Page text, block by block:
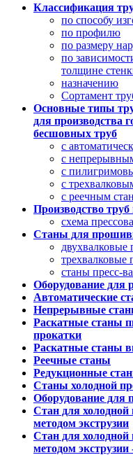
Классификация
по способу
по профилю
по размеру
по
толщине
назначению
Сортамент
Основные типы
для производства
бесшовных труб
с
с
с
с
с реечным
Производство труб
схема
Станы для
станы пресс-
Оборудование для
Автоматические
Непрерывные
Раскатные станы
прокатки
Раскатные станы
Реечные станы
Редукционные
Станы холодной
Оборудование для
Стан для холодной
методом экструзии
Стан для холодной
методом